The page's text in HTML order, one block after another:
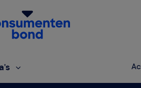
van de Consumentenbond